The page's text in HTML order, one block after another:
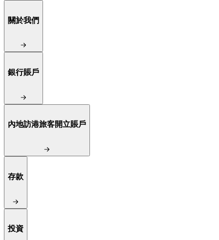
關於我們
銀行賬戶
內地訪港旅客開立賬戶
存款
投資